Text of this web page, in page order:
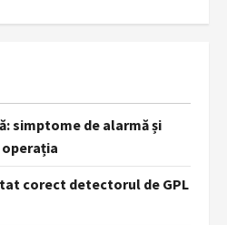
simptome de alarmă și
operația
corect detectorul de GPL